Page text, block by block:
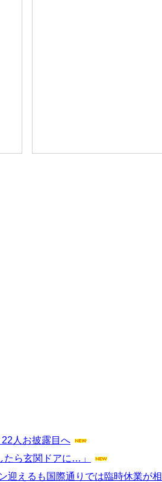
人お披露目へ
たら玄関ドアに…」
えるも国際通りでは臨時休業が